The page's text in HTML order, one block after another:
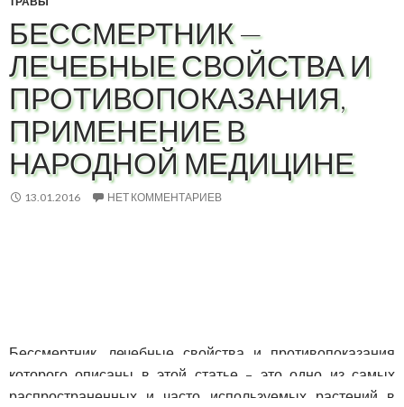
БЕССМЕРТНИК —
ЛЕЧЕБНЫЕ СВОЙСТВА И
ПРОТИВОПОКАЗАНИЯ,
ПРИМЕНЕНИЕ В
НАРОДНОЙ МЕДИЦИНЕ
13.01.2016 НЕТ КОММЕНТАРИЕВ
Бессмертник, лечебные свойства и противопоказания
которого описаны в этой статье – это одно из самых
распространенных и часто используемых растений в